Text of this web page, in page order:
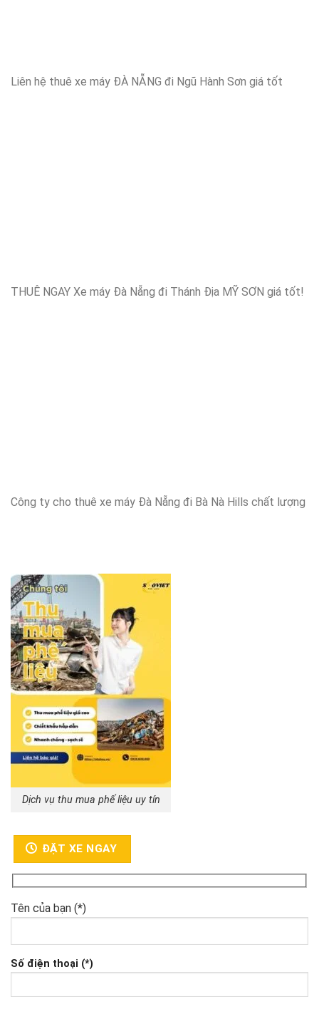
Liên hệ thuê xe máy ĐÀ NẴNG đi Ngũ Hành Sơn giá tốt
THUÊ NGAY Xe máy Đà Nẵng đi Thánh Địa MỸ SƠN giá tốt!
Công ty cho thuê xe máy Đà Nẵng đi Bà Nà Hills chất lượng
Dịch vụ thu mua phế liệu uy tín
ĐẶT XE NGAY
Tên của bạn (*)
Số điện thoại (*)